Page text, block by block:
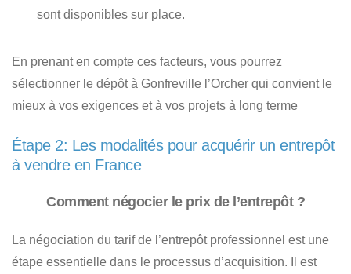
sont disponibles sur place.
En prenant en compte ces facteurs, vous pourrez
sélectionner le dépôt à Gonfreville l’Orcher qui convient le
mieux à vos exigences et à vos projets à long terme
Étape 2: Les modalités pour acquérir un entrepôt
à vendre en France
Comment négocier le prix de l’entrepôt ?
La négociation du tarif de l’entrepôt professionnel est une
étape essentielle dans le processus d’acquisition. Il est